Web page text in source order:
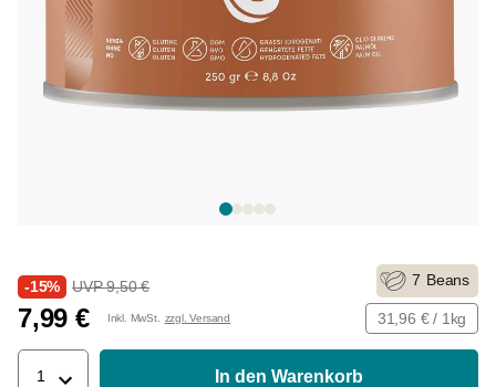
-15% UVP 9,50 €
7,99 € Inkl. MwSt. zzgl. Versand
7 Beans
31,96 € / 1kg
1 In den Warenkorb